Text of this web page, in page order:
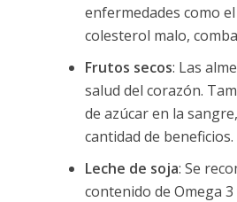
enfermedades como
colesterol malo,
Frutos secos: Las
salud del corazón.
de azúcar en la
cantidad de beneficios.
Leche de soja: Se
contenido de Omega